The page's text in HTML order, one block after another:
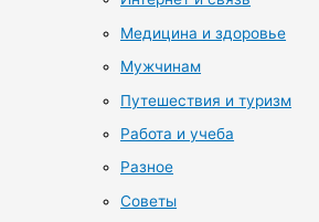
Медицина и здоровье
Мужчинам
Путешествия и туризм
Работа и учеба
Разное
Советы